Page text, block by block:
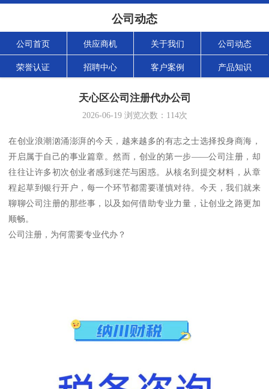
公司动态
公司首页 供应商机 关于我们 公司动态
荣誉认证 招聘中心 客户案例 产品知识
天心区公司注册代办公司
2026-06-19浏览次数： 114次
在创业浪潮汹涌澎湃的今天，越来越多的有志之士选择投身商海，
开启属于自己的事业篇章。然而，创业的第一步——公司注册，却
往往让许多初次创业者感到迷茫与困惑。从核名到提交材料，从章
程起草到银行开户，每一个环节都需要谨慎对待。今天，我们就来
聊聊公司注册的那些事，以及如何借助专业力量，让创业之路更加
顺畅。
公司注册，为何需要专业代办？